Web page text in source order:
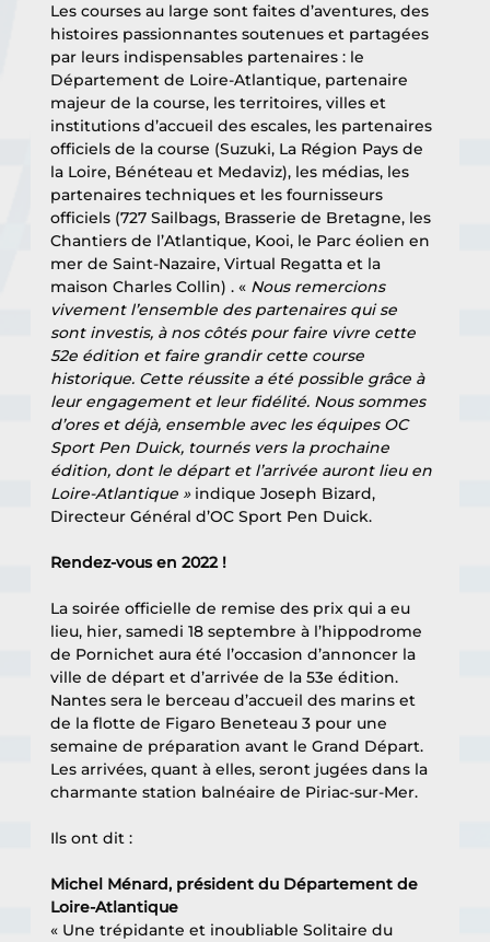
Les courses au large sont faites d’aventures, des
histoires passionnantes soutenues et partagées
par leurs indispensables partenaires : le
Département de Loire-Atlantique, partenaire
majeur de la course, les territoires, villes et
institutions d’accueil des escales, les partenaires
officiels de la course (Suzuki, La Région Pays de
la Loire, Bénéteau et Medaviz), les médias, les
partenaires techniques et les fournisseurs
officiels (727 Sailbags, Brasserie de Bretagne, les
Chantiers de l’Atlantique, Kooi, le Parc éolien en
mer de Saint-Nazaire, Virtual Regatta et la
maison Charles Collin) . « Nous remercions
vivement l’ensemble des partenaires qui se
sont investis, à nos côtés pour faire vivre cette
52e édition et faire grandir cette course
historique. Cette réussite a été possible grâce à
leur engagement et leur fidélité. Nous sommes
d’ores et déjà, ensemble avec les équipes OC
Sport Pen Duick, tournés vers la prochaine
édition, dont le départ et l’arrivée auront lieu en
Loire-Atlantique » indique Joseph Bizard,
Directeur Général d’OC Sport Pen Duick.
Rendez-vous en 2022 !
La soirée officielle de remise des prix qui a eu
lieu, hier, samedi 18 septembre à l’hippodrome
de Pornichet aura été l’occasion d’annoncer la
ville de départ et d’arrivée de la 53e édition.
Nantes sera le berceau d’accueil des marins et
de la flotte de Figaro Beneteau 3 pour une
semaine de préparation avant le Grand Départ.
Les arrivées, quant à elles, seront jugées dans la
charmante station balnéaire de Piriac-sur-Mer.
Ils ont dit :
Michel Ménard, président du Département de
Loire-Atlantique
« Une trépidante et inoubliable Solitaire du